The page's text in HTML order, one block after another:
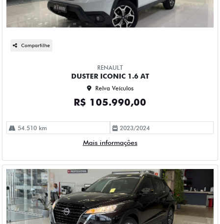
Compartilhe
RENAULT
DUSTER ICONIC 1.6 AT
Relva Veículos
R$ 105.990,00
54.510 km 2023/2024
Mais informações